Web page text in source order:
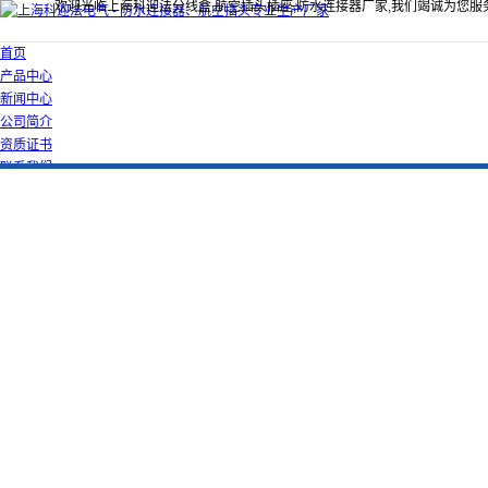
欢迎光临上海科迎法分线盒,航空插头插座,防水连接器厂家,我们竭诚为您服
首页
产品中心
新闻中心
公司简介
资质证书
联系我们